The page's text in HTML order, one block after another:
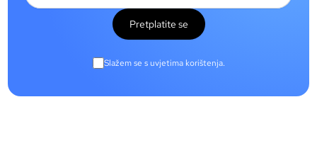
Pretplatite se
Slažem se s uvjetima korištenja.